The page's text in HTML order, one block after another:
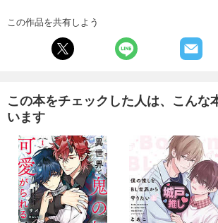
この作品を共有しよう
この本をチェックした人は、こんな
います